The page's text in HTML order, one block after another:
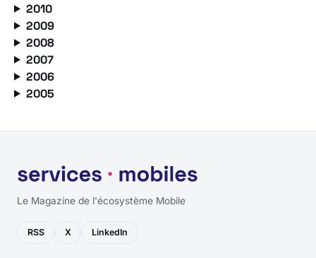
2010
2009
2008
2007
2006
2005
Le Magazine de l'écosystème Mobile
RSS X LinkedIn